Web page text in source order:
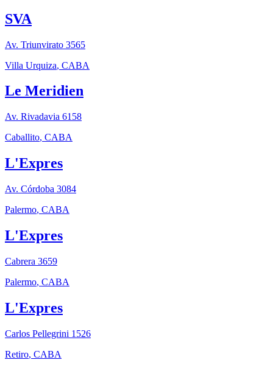
SVA
Av. Triunvirato 3565
Villa Urquiza, CABA
Le Meridien
Av. Rivadavia 6158
Caballito, CABA
L'Expres
Av. Córdoba 3084
Palermo, CABA
L'Expres
Cabrera 3659
Palermo, CABA
L'Expres
Carlos Pellegrini 1526
Retiro, CABA